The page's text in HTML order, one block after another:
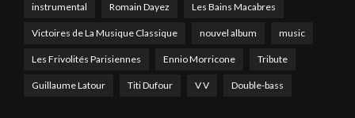
instrumental Romain Dayez Les Bains Macabres
Victoires de La Musique Classique nouvel album music
Les Frivolités Parisiennes Ennio Morricone Tribute
Guillaume Latour Titi Dufour V V Double-bass